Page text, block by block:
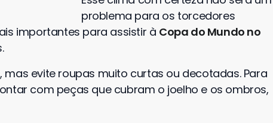
problema para os torcedores
importantes para assistir à Copa do Mundo no
mas evite roupas muito curtas ou decotadas. Para
com peças que cubram o joelho e os ombros,